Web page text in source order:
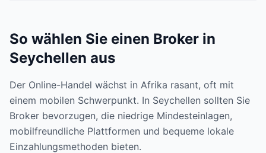
So wählen Sie einen Broker in
Seychellen aus
Der Online-Handel wächst in Afrika rasant, oft mit
einem mobilen Schwerpunkt. In Seychellen sollten Sie
Broker bevorzugen, die niedrige Mindesteinlagen,
mobilfreundliche Plattformen und bequeme lokale
Einzahlungsmethoden bieten.